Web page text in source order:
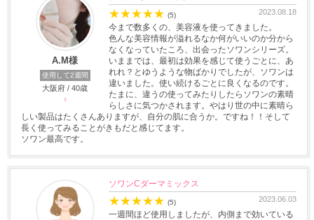
A.M様
使用して2週間
大阪府 / 40歳
♀
★★★★★ (5) 2023.08.18
今まで数多くの、美容液を使ってきました。
色んな美容情報が溢れるなか何がいいのか分から
なくなっていたころ、出会ったソワンシリーズ。
いままでは、最初は効果を感じて使うごとに、あ
れれ？とゆうような物ばかりでしたが、ソワンは
違いました。使い続けるごとに良くなるのです。
たまに、違うの使ってみたりしたらソワンの素晴
らしさに気つかされます。やはり世の中に素晴ら
しい製品はたくさんありますが、自分の肌に合うか。ですね！！そして
長く使ってみることがきもだと感じてます。
ソワン最高です。
ソワンCダーマミックス
★★★★★ (5) 2023.06.03
一週間ほど使用しましたが、内側まで効いている